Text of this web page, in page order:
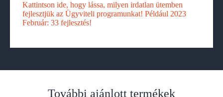
Kattintson ide, hogy lássa, milyen irdatlan ütemben
fejlesztjük az Ügyviteli programunkat! Például 2023
Február: 33 fejlesztés!
További ajánlott termékek